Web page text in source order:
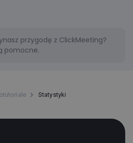
przygodę z ClickMeeting?
pomocne.
Statystyki